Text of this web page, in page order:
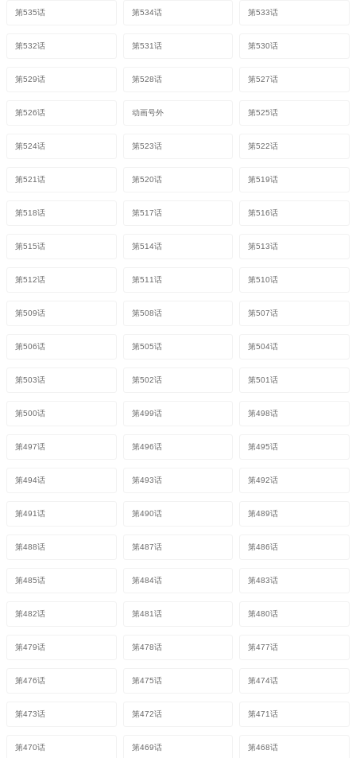
第535话 第534话 第533话
第532话 第531话 第530话
第529话 第528话 第527话
第526话 动画号外 第525话
第524话 第523话 第522话
第521话 第520话 第519话
第518话 第517话 第516话
第515话 第514话 第513话
第512话 第511话 第510话
第509话 第508话 第507话
第506话 第505话 第504话
第503话 第502话 第501话
第500话 第499话 第498话
第497话 第496话 第495话
第494话 第493话 第492话
第491话 第490话 第489话
第488话 第487话 第486话
第485话 第484话 第483话
第482话 第481话 第480话
第479话 第478话 第477话
第476话 第475话 第474话
第473话 第472话 第471话
第470话 第469话 第468话